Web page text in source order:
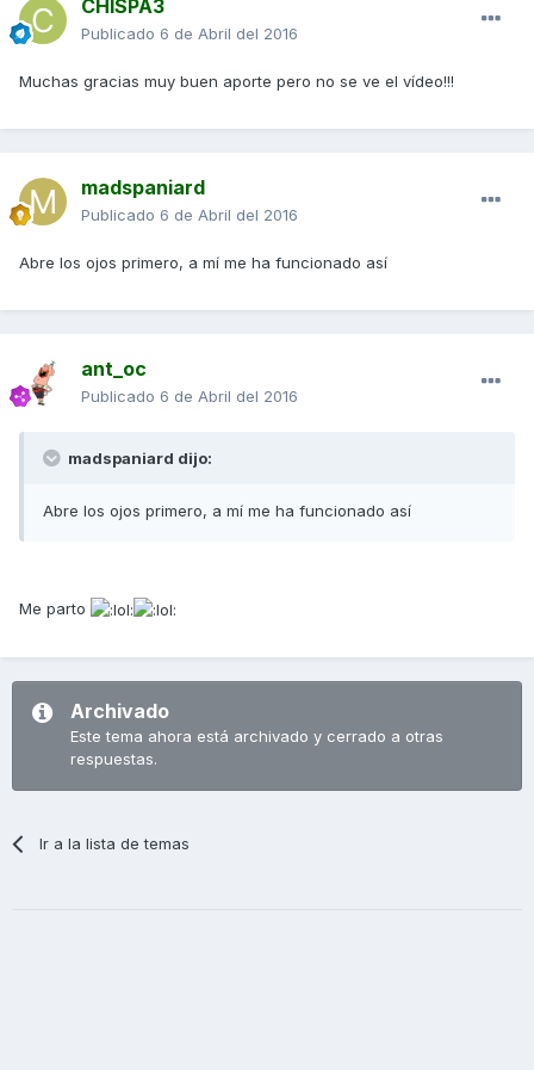
CHISPA3
Publicado 6 de Abril del 2016
Muchas gracias muy buen aporte pero no se ve el vídeo!!!
madspaniard
Publicado 6 de Abril del 2016
Abre los ojos primero, a mí me ha funcionado así
ant_oc
Publicado 6 de Abril del 2016
madspaniard dijo:
Abre los ojos primero, a mí me ha funcionado así
Me parto
Archivado
Este tema ahora está archivado y cerrado a otras
respuestas.
Ir a la lista de temas